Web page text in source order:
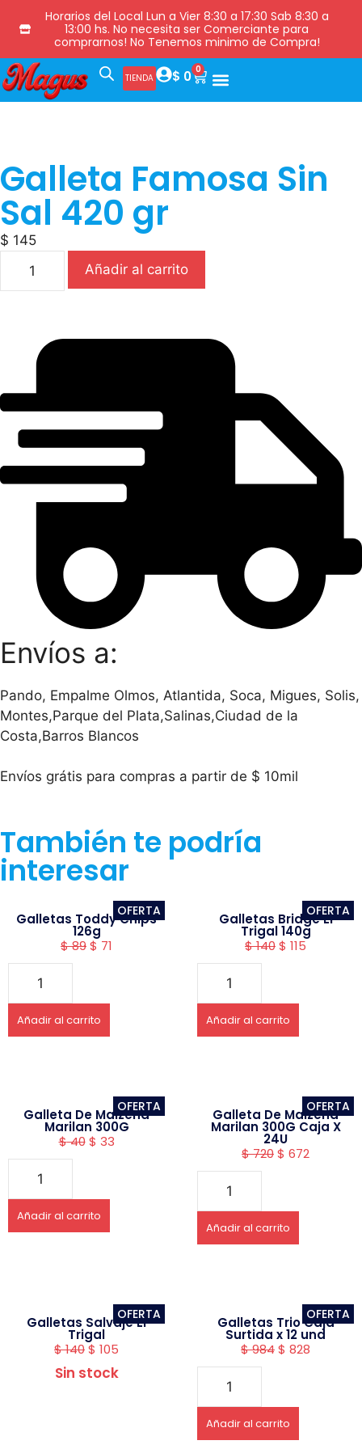
Horarios del Local Lun a Vier 8:30 a 17:30 Sab 8:30 a
13:00 hs. No necesita ser Comerciante para
comprarnos! No Tenemos minimo de Compra!
TIENDA $ 0 0
Galleta Famosa Sin
Sal 420 gr
$ 145
Añadir al carrito
Envíos a:
Pando, Empalme Olmos, Atlantida, Soca, Migues, Solis,
Montes,Parque del Plata,Salinas,Ciudad de la
Costa,Barros Blancos
Envíos grátis para compras a partir de $ 10mil
También te podría
interesar
OFERTA
Galletas Toddy Chips
126g
$89$ 71
Añadir al carrito
OFERTA
Galletas Bridge El
Trigal 140g
$140$ 115
Añadir al carrito
OFERTA
Galleta De Maizena
Marilan 300G
$40 $ 33
Añadir al carrito
OFERTA
Galleta De Maizena
Marilan 300G Caja X
24U
$720$ 672
Añadir al carrito
OFERTA
Galletas Salvaje El
Trigal
$140$ 105
Sin stock
OFERTA
Galletas Trio Caja
Surtida x 12 und
$984$ 828
Añadir al carrito